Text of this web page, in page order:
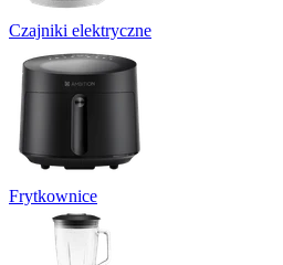
Czajniki elektryczne
Frytkownice